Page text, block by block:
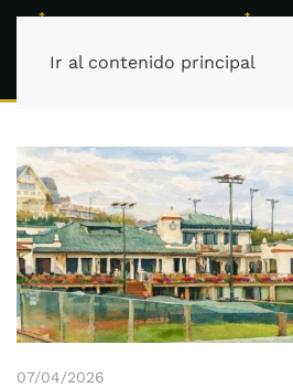
Ir al contenido principal
07/04/2026